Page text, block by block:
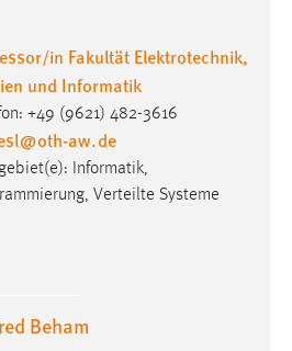
in Fakultät Elektrotechnik,
und Informatik
+49 (9621) 482-3616
@oth-aw.de
Informatik,
Verteilte Systeme
Beham
um sich an der Website
Website nutzen.